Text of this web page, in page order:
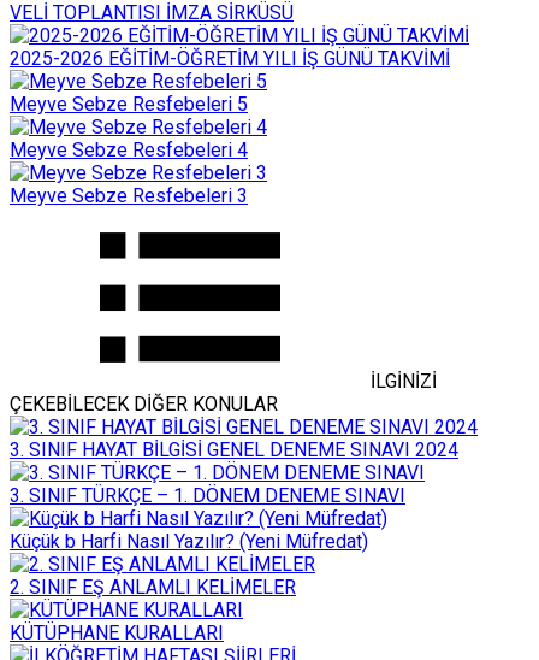
VELİ TOPLANTISI İMZA SİRKÜSÜ
2025-2026 EĞİTİM-ÖĞRETİM YILI İŞ GÜNÜ TAKVİMİ
Meyve Sebze Resfebeleri 5
Meyve Sebze Resfebeleri 4
Meyve Sebze Resfebeleri 3
İLGİNİZİ
ÇEKEBİLECEK DİĞER KONULAR
3. SINIF HAYAT BİLGİSİ GENEL DENEME SINAVI 2024
3. SINIF TÜRKÇE – 1. DÖNEM DENEME SINAVI
Küçük b Harfi Nasıl Yazılır? (Yeni Müfredat)
2. SINIF EŞ ANLAMLI KELİMELER
KÜTÜPHANE KURALLARI